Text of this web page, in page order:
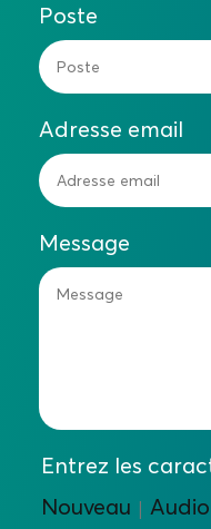
Poste
Adresse email
Message
Entrez les
Nouveau | Audio